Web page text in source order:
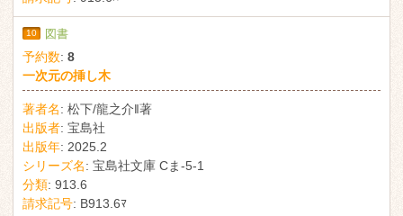
10 図書
予約数: 8
一次元の挿し木
著者名: 松下/龍之介‖著
出版者: 宝島社
出版年: 2025.2
シリーズ名: 宝島社文庫 Cま-5-1
分類: 913.6
請求記号: B913.6ﾏ